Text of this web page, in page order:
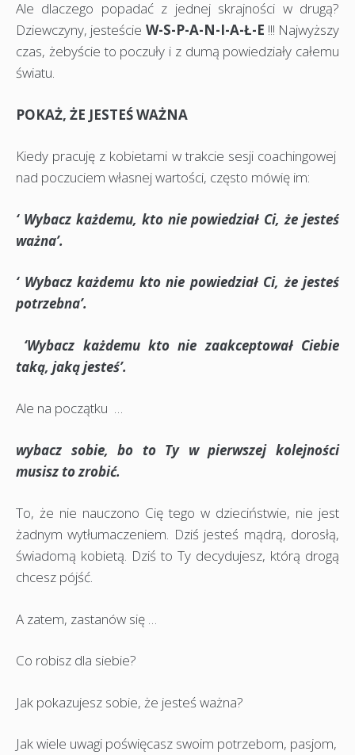
Ale dlaczego popadać z jednej skrajności w drugą?
Dziewczyny, jesteście W-S-P-A-N-I-A-Ł-E !!! Najwyższy
czas, żebyście to poczuły i z dumą powiedziały całemu
światu.
POKAŻ, ŻE JESTEŚ WAŻNA
Kiedy pracuję z kobietami w trakcie sesji coachingowej
nad poczuciem własnej wartości, często mówię im:
‘ Wybacz każdemu, kto nie powiedział Ci, że jesteś
ważna’.
‘ Wybacz każdemu kto nie powiedział Ci, że jesteś
potrzebna’.
‘Wybacz każdemu kto nie zaakceptował Ciebie
taką, jaką jesteś’.
Ale na początku …
wybacz sobie, bo to Ty w pierwszej kolejności
musisz to zrobić.
To, że nie nauczono Cię tego w dzieciństwie, nie jest
żadnym wytłumaczeniem. Dziś jesteś mądrą, dorosłą,
świadomą kobietą. Dziś to Ty decydujesz, którą drogą
chcesz pójść.
A zatem, zastanów się …
Co robisz dla siebie?
Jak pokazujesz sobie, że jesteś ważna?
Jak wiele uwagi poświęcasz swoim potrzebom, pasjom,